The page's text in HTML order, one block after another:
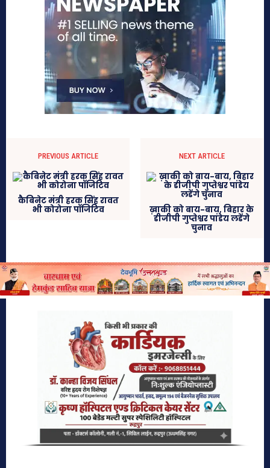
PREVIOUS ARTICLE
कैबिनेट मंत्री हरक सिंह रावत
भी कोरोना पॉजिटिव
NEXT ARTICLE
ख़ाकी को बाय-बाय, बिहार के
डीजीपी गुप्तेश्वर पांडेय लडेंगे
चुनाव